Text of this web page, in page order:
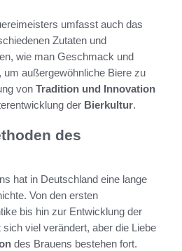
umfasst auch das
Zutaten und
wie man Geschmack und
außergewöhnliche Biere zu
von Tradition und Innovation
der Bierkultur.
des
hat in Deutschland eine lange
Von den ersten
bis hin zur Entwicklung der
viel verändert, aber die Liebe
des Brauens bestehen fort.